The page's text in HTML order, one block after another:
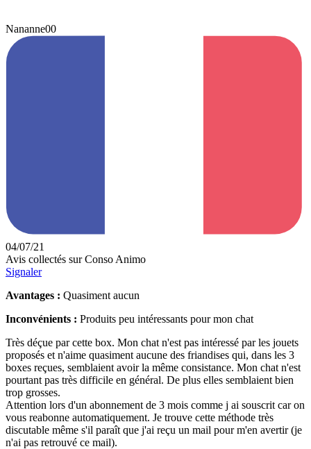
Nananne00
04/07/21
Avis collectés sur Conso Animo
Signaler
Avantages : Quasiment aucun
Inconvénients : Produits peu intéressants pour mon chat
Très déçue par cette box. Mon chat n'est pas intéressé par les jouets
proposés et n'aime quasiment aucune des friandises qui, dans les 3
boxes reçues, semblaient avoir la même consistance. Mon chat n'est
pourtant pas très difficile en général. De plus elles semblaient bien
trop grosses.
Attention lors d'un abonnement de 3 mois comme j ai souscrit car on
vous reabonne automatiquement. Je trouve cette méthode très
discutable même s'il paraît que j'ai reçu un mail pour m'en avertir (je
n'ai pas retrouvé ce mail).